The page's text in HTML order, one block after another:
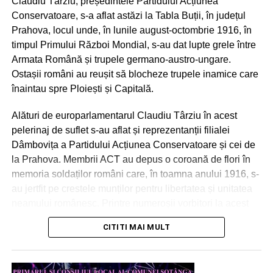
Lider PNL Dâmboviţa: Am să mă lupt pentru a
întrerupe cărăuşia la vot!
trebuie spus și că din împrumutul SAFE, care va fi
rambursat timp de până la 45 de ani inclusiv din banii
dâmbovițenilor, județul Dâmbovița nu primește nimic,
nicio comandă, nicio investiție și nicio producție.
Datoria rămâne la dâmbovițeni, contractele pleacă în
altă parte, iar ministrul vine în județ doar pentru
interimar.
RECLAMA
La Uzina de Produse Speciale Dragomirești exista un
proiect matur, pregătit pentru finanțare, care ar fi adus
tehnologie și producție în județ. Guvernul interimar l-a
Conservatoare, s-a aflat astăzi la Tabla Buții, în județul
Prahova, locul unde, în lunile august-octombrie 1916, în
timpul Primului Război Mondial, s-au dat lupte grele între
Armata Română și trupele germano-austro-ungare.
Ostașii români au reușit să blocheze trupele inamice care
înaintau spre Ploiești și Capitală.
Alături de europarlamentarul Claudiu Târziu în acest
pelerinaj de suflet s-au aflat și reprezentanții filialei
Dâmbovița a Partidului Acțiunea Conservatoare și cei de
la Prahova. Membrii ACT au depus o coroană de flori în
memoria soldaților români care, în toamna anului 1916, s-
au jertfit pe crestele munților pentru libertatea și unitatea
ceremonial miltar și religios au susținut alocuțiuni liderul
ACT – europarlamentarul Claudiu Târziu și deputatul
CITITI MAI MULT